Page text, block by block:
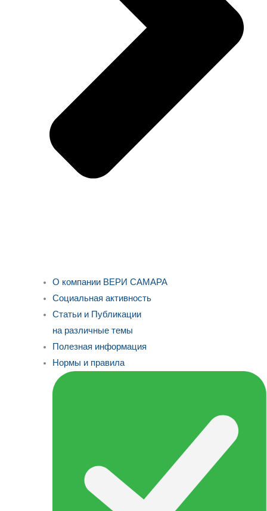
О компании ВЕРИ САМАРА
Социальная активность
Статьи и Публикации
на различные темы
Полезная информация
Нормы и правила